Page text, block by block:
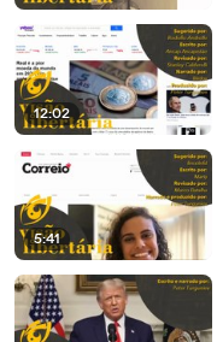
12:02
5:41